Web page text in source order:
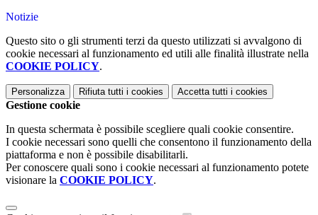
Notizie
Questo sito o gli strumenti terzi da questo utilizzati si avvalgono di
cookie necessari al funzionamento ed utili alle finalità illustrate nella
COOKIE POLICY.
Personalizza Rifiuta tutti i cookies Accetta tutti i cookies
Gestione cookie
In questa schermata è possibile scegliere quali cookie consentire.
I cookie necessari sono quelli che consentono il funzionamento della
piattaforma e non è possibile disabilitarli.
Per conoscere quali sono i cookie necessari al funzionamento potete
visionare la COOKIE POLICY.